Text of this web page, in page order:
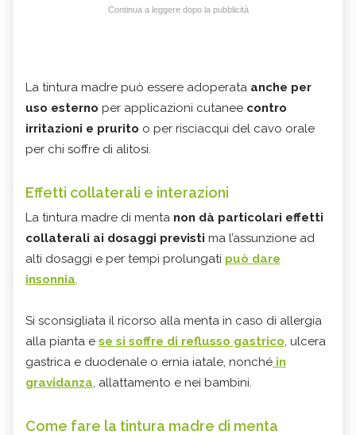
Continua a leggere dopo la pubblicità
La tintura madre può essere adoperata anche per
uso esterno per applicazioni cutanee contro
irritazioni e prurito o per risciacqui del cavo orale
per chi soffre di alitosi.
Effetti collaterali e interazioni
La tintura madre di menta non dà particolari effetti
collaterali ai dosaggi previsti ma l’assunzione ad
alti dosaggi e per tempi prolungati può dare
insonnia.
Si sconsigliata il ricorso alla menta in caso di allergia
alla pianta e se si soffre di reflusso gastrico, ulcera
gastrica e duodenale o ernia iatale, nonché in
gravidanza, allattamento e nei bambini.
Come fare la tintura madre di menta